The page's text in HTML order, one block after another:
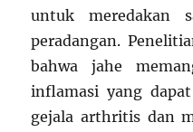
untuk meredakan
peradangan.
bahwa jahe
inflamasi yang
gejala arthritis dan